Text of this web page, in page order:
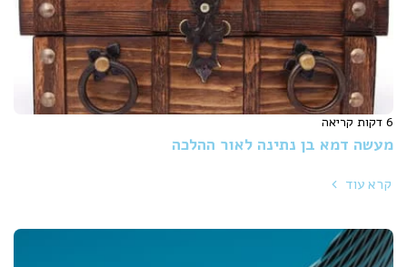
6 דקות קריאה
מעשה דמא בן נתינה לאור ההלכה
קרא עוד